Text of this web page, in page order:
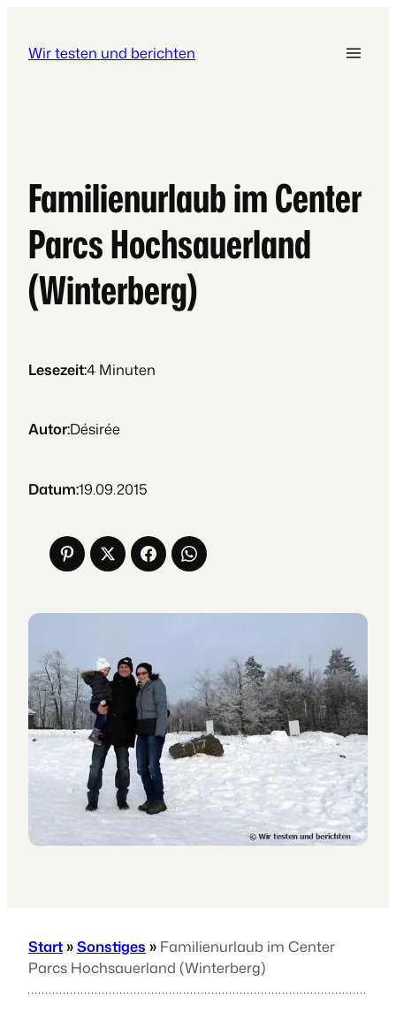
Wir testen und berichten
Familienurlaub im Center
Parcs Hochsauerland
(Winterberg)
Lesezeit:4 Minuten
Autor:Désirée
Datum:19.09.2015
Start»Sonstiges » Familienurlaub im Center
Parcs Hochsauerland (Winterberg)